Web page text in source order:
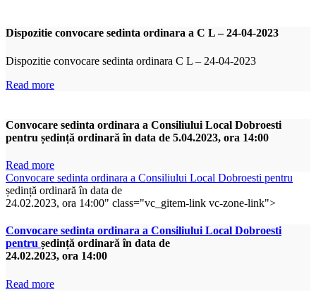
Dispozitie convocare sedinta ordinara a C L – 24-04-2023
Dispozitie convocare sedinta ordinara C L – 24-04-2023
Read more
Convocare sedinta ordinara a Consiliului Local Dobroesti
pentru ședință ordinară în data de 5.04.2023, ora 14:00
Read more
Convocare sedinta ordinara a Consiliului Local Dobroesti pentru
ședință ordinară în data de
24.02.2023, ora 14:00" class="vc_gitem-link vc-zone-link">
Convocare sedinta ordinara a Consiliului Local Dobroesti
pentru ședință ordinară în data de
24.02.2023, ora 14:00
Read more